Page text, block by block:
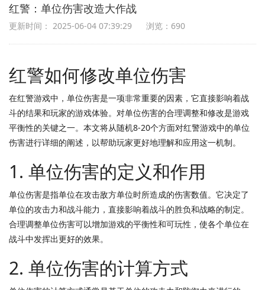
红警：单位伤害改造大作战
更新时间： 2025-06-04 07:39:29 浏览：690
红警如何修改单位伤害
在红警游戏中，单位伤害是一项非常重要的因素，它直接影响着战
斗的结果和玩家的游戏体验。对单位伤害的合理调整和修改是游戏
平衡性的关键之一。本文将从随机8-20个方面对红警游戏中的单位
伤害进行详细的阐述，以帮助玩家更好地理解和应用这一机制。
1. 单位伤害的定义和作用
单位伤害是指单位在攻击敌方单位时所造成的伤害数值。它决定了
单位的攻击力和战斗能力，直接影响着战斗的胜负和战略的制定。
合理调整单位伤害可以增加游戏的平衡性和可玩性，使各个单位在
战斗中发挥出更好的效果。
2. 单位伤害的计算方式